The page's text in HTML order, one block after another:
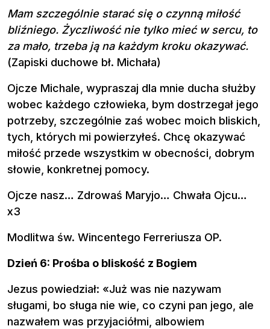
Mam szczególnie starać się o czynną miłość
bliźniego. Życzliwość nie tylko mieć w sercu, to
za mało, trzeba ją na każdym kroku okazywać.
(Zapiski duchowe bł. Michała)
Ojcze Michale, wypraszaj dla mnie ducha służby
wobec każdego człowieka, bym dostrzegał jego
potrzeby, szczególnie zaś wobec moich bliskich,
tych, których mi powierzyłeś. Chcę okazywać
miłość przede wszystkim w obecności, dobrym
słowie, konkretnej pomocy.
Ojcze nasz… Zdrowaś Maryjo… Chwała Ojcu…
x3
Modlitwa św. Wincentego Ferreriusza OP.
Dzień 6: Prośba o bliskość z Bogiem
Jezus powiedział: «Już was nie nazywam
sługami, bo sługa nie wie, co czyni pan jego, ale
nazwałem was przyjaciółmi, albowiem